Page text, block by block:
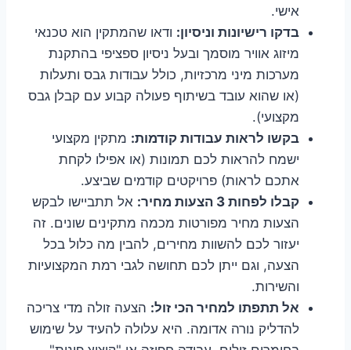
אישי.
בדקו רישיונות וניסיון: ודאו שהמתקין הוא טכנאי
מיזוג אוויר מוסמך ובעל ניסיון ספציפי בהתקנת
מערכות מיני מרכזיות, כולל עבודות גבס ותעלות
(או שהוא עובד בשיתוף פעולה קבוע עם קבלן גבס
מקצועי).
בקשו לראות עבודות קודמות: מתקין מקצועי
ישמח להראות לכם תמונות (או אפילו לקחת
אתכם לראות) פרויקטים קודמים שביצע.
קבלו לפחות 3 הצעות מחיר:
אל תתביישו לבקש
הצעות מחיר מפורטות מכמה מתקינים שונים. זה
יעזור לכם להשוות מחירים, להבין מה כלול בכל
הצעה, וגם ייתן לכם תחושה לגבי רמת המקצועיות
והשירות.
אל תתפתו למחיר הכי זול: הצעה זולה מדי צריכה
להדליק נורה אדומה. היא עלולה להעיד על שימוש